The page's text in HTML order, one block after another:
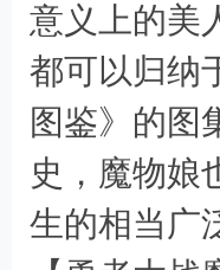
意义上的美
都可以归纳
图鉴》的图
史，魔物娘
生的相当广